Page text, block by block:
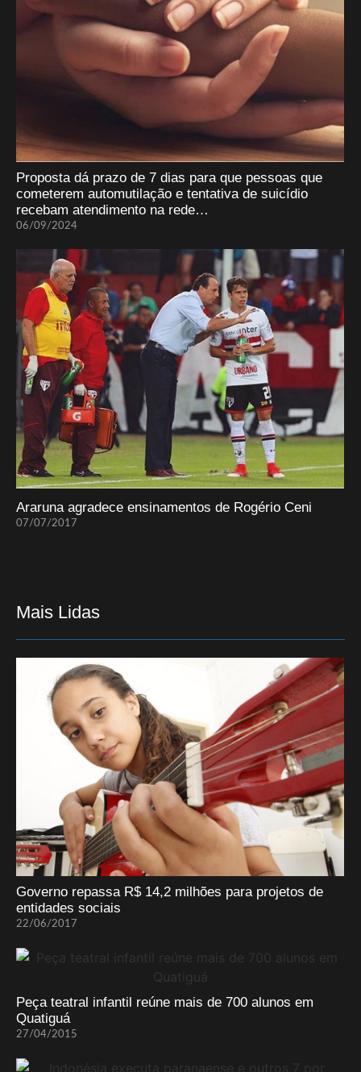
Proposta dá prazo de 7 dias para que pessoas que
cometerem automutilação e tentativa de suicídio
recebam atendimento na rede…
06/09/2024
Araruna agradece ensinamentos de Rogério Ceni
07/07/2017
Mais Lidas
Governo repassa R$ 14,2 milhões para projetos de
entidades sociais
22/06/2017
Peça teatral infantil reúne mais de 700 alunos em
Quatiguá
27/04/2015